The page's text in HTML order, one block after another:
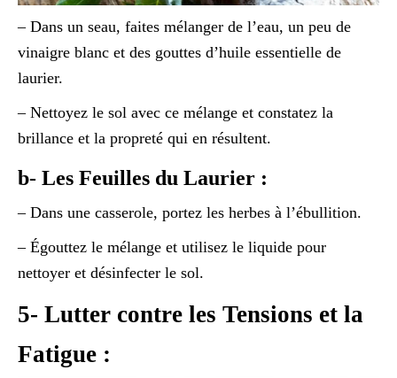
– Dans un seau, faites mélanger de l’eau, un peu de
vinaigre blanc et des gouttes d’huile essentielle de
laurier.
– Nettoyez le sol avec ce mélange et constatez la
brillance et la propreté qui en résultent.
b- Les Feuilles du Laurier :
– Dans une casserole, portez les herbes à l’ébullition.
– Égouttez le mélange et utilisez le liquide pour
nettoyer et désinfecter le sol.
5- Lutter contre les Tensions et la
Fatigue :